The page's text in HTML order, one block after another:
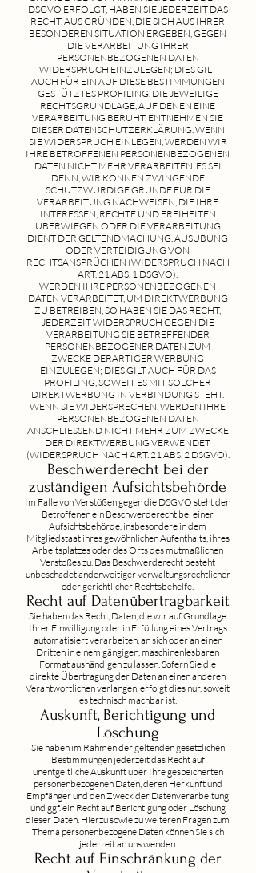
DSGVO ERFOLGT, HABEN SIE JEDERZEIT DAS
RECHT, AUS GRÜNDEN, DIE SICH AUS IHRER
BESONDEREN SITUATION ERGEBEN, GEGEN
DIE VERARBEITUNG IHRER
PERSONENBEZOGENEN DATEN
WIDERSPRUCH EINZULEGEN; DIES GILT
AUCH FÜR EIN AUF DIESE BESTIMMUNGEN
GESTÜTZTES PROFILING. DIE JEWEILIGE
RECHTSGRUNDLAGE, AUF DENEN EINE
VERARBEITUNG BERUHT, ENTNEHMEN SIE
DIESER DATENSCHUTZERKLÄRUNG. WENN
SIE WIDERSPRUCH EINLEGEN, WERDEN WIR
IHRE BETROFFENEN PERSONENBEZOGENEN
DATEN NICHT MEHR VERARBEITEN, ES SEI
DENN, WIR KÖNNEN ZWINGENDE
SCHUTZWÜRDIGE GRÜNDE FÜR DIE
VERARBEITUNG NACHWEISEN, DIE IHRE
INTERESSEN, RECHTE UND FREIHEITEN
ÜBERWIEGEN ODER DIE VERARBEITUNG
DIENT DER GELTENDMACHUNG, AUSÜBUNG
ODER VERTEIDIGUNG VON
RECHTSANSPRÜCHEN (WIDERSPRUCH NACH
ART. 21 ABS. 1 DSGVO).
WERDEN IHRE PERSONENBEZOGENEN
DATEN VERARBEITET, UM DIREKTWERBUNG
ZU BETREIBEN, SO HABEN SIE DAS RECHT,
JEDERZEIT WIDERSPRUCH GEGEN DIE
VERARBEITUNG SIE BETREFFENDER
PERSONENBEZOGENER DATEN ZUM
ZWECKE DERARTIGER WERBUNG
EINZULEGEN; DIES GILT AUCH FÜR DAS
PROFILING, SOWEIT ES MIT SOLCHER
DIREKTWERBUNG IN VERBINDUNG STEHT.
WENN SIE WIDERSPRECHEN, WERDEN IHRE
PERSONENBEZOGENEN DATEN
ANSCHLIESSEND NICHT MEHR ZUM ZWECKE
DER DIREKTWERBUNG VERWENDET
(WIDERSPRUCH NACH ART. 21 ABS. 2 DSGVO).
Beschwerde­recht bei der
zuständigen Aufsichts­behörde
Im Falle von Verstößen gegen die DSGVO steht den
Betroffenen ein Beschwerderecht bei einer
Aufsichtsbehörde, insbesondere in dem
Mitgliedstaat ihres gewöhnlichen Aufenthalts, ihres
Arbeitsplatzes oder des Orts des mutmaßlichen
Verstoßes zu. Das Beschwerderecht besteht
unbeschadet anderweitiger verwaltungsrechtlicher
oder gerichtlicher Rechtsbehelfe.
Recht auf Daten­übertrag­barkeit
Sie haben das Recht, Daten, die wir auf Grundlage
Ihrer Einwilligung oder in Erfüllung eines Vertrags
automatisiert verarbeiten, an sich oder an einen
Dritten in einem gängigen, maschinenlesbaren
Format aushändigen zu lassen. Sofern Sie die
direkte Übertragung der Daten an einen anderen
Verantwortlichen verlangen, erfolgt dies nur, soweit
es technisch machbar ist.
Auskunft, Berichtigung und
Löschung
Sie haben im Rahmen der geltenden gesetzlichen
Bestimmungen jederzeit das Recht auf
unentgeltliche Auskunft über Ihre gespeicherten
personenbezogenen Daten, deren Herkunft und
Empfänger und den Zweck der Datenverarbeitung
und ggf. ein Recht auf Berichtigung oder Löschung
dieser Daten. Hierzu sowie zu weiteren Fragen zum
Thema personenbezogene Daten können Sie sich
jederzeit an uns wenden.
Recht auf Einschränkung der